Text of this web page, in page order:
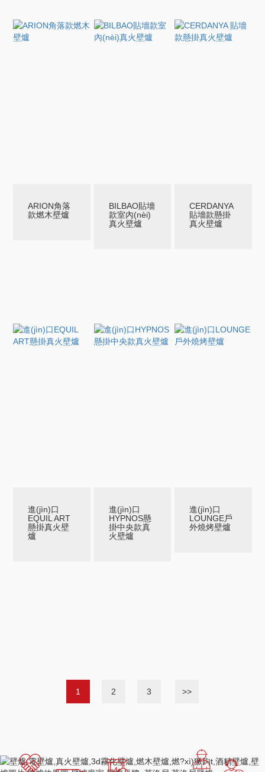
ARION角落
款燃木壁爐
BILBAO貼墻
款室內(nèi)
真火壁爐
CERDANYA
貼墻款懸掛
真火壁爐
進(jìn)口
EQUIL ART
懸掛真火壁
爐
進(jìn)口
HYPNOS懸
掛中央款真
火壁爐
進(jìn)口
LOUNGE戶
外燒烤壁爐
1 2 3 >>